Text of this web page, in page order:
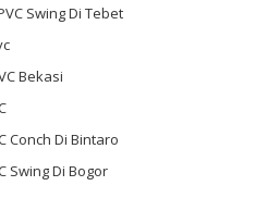
Swing Di Tebet
Bekasi
Conch Di Bintaro
Swing Di Bogor